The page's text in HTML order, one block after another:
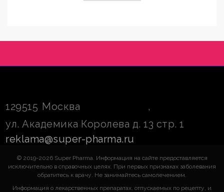
129515 Москва
,
ул. Академика Королева д. 13 стр. 1
reklama@super-pharma.ru
© 2019-2026 Super Pharma. Информация на сайте предоставляется
исключительно в справочных целях. При первых признаках заболевания
обратитесь к врачу. Не занимайтесь самолечением.
Информация о лекарственных препаратах, отпускаемых по рецепту, и